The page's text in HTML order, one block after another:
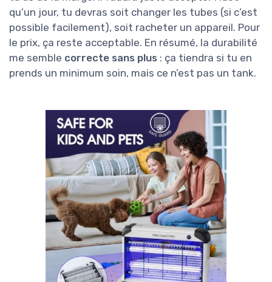
qu’un jour, tu devras soit changer les tubes (si c’est
possible facilement), soit racheter un appareil. Pour
le prix, ça reste acceptable. En résumé, la durabilité
me semble correcte sans plus : ça tiendra si tu en
prends un minimum soin, mais ce n’est pas un tank.